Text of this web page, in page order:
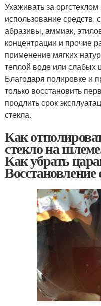
Ухаживать за
использование
абразивы, аммиак,
концентрации и прочие
применение мягких
теплой воде или слабых
Благодаря полировке и
только восстановить
продлить срок
стекла.
Как
стекло на
Как убрать